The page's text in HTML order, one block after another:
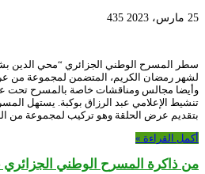
25 مارس، 2023 435
سطر المسرح الوطني الجزائري “محي الدين
لشهر رمضان الكريم، المتضمن لمجموعة من
وأيضا مجالس ومناقشات خاصة بالمسرح تحت
تنشيط الإعلامي عبد الرزاق بوكبة. يستهل
بتقديم عرض الحلقة وهو تركيب لمجموعة من
أكمل القراءة »